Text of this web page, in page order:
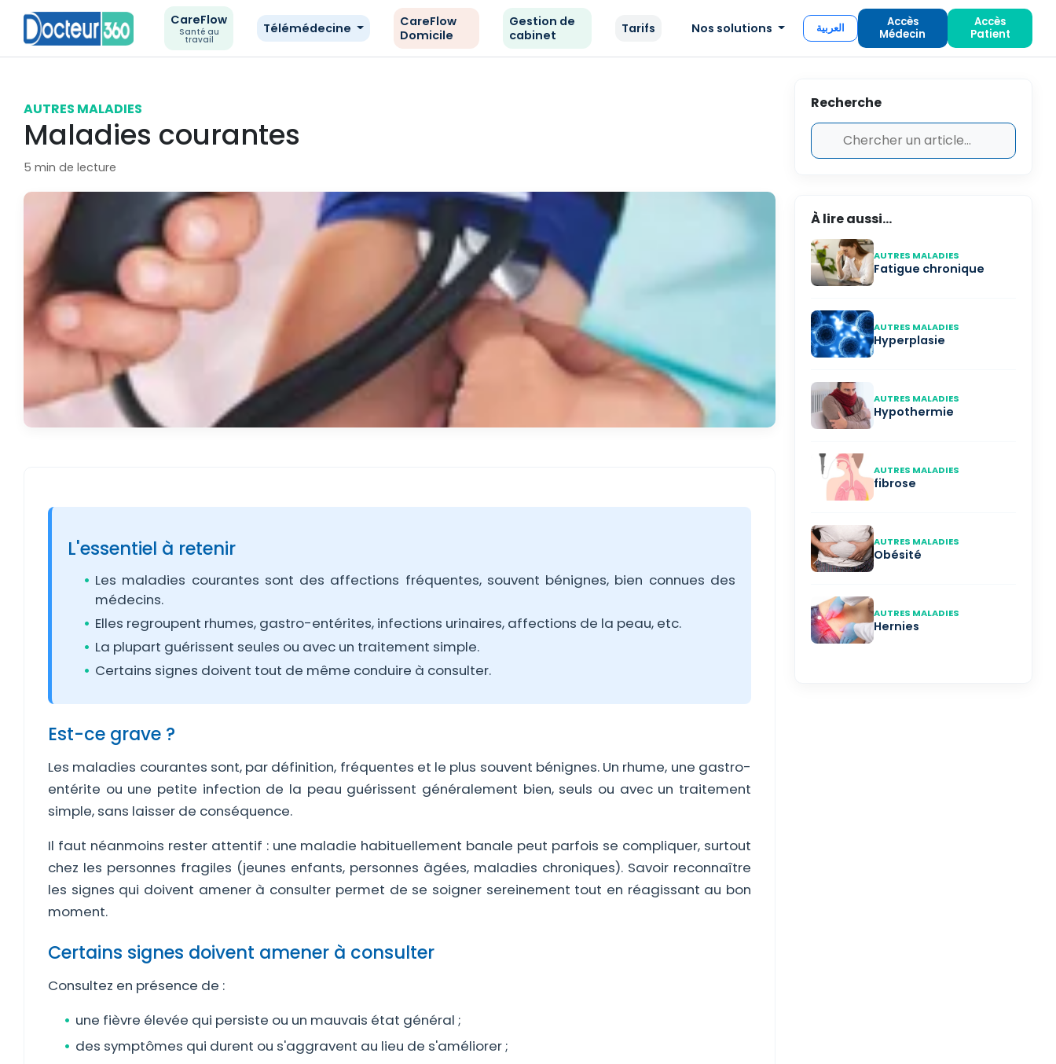
CareFlow
Santé au
travail
Télémédecine
CareFlow
Domicile
Gestion de
cabinet
Tarifs Nos solutions العربية
Accès
Médecin
Accès
Patient
AUTRES MALADIES
Maladies courantes
5 min de lecture
L'essentiel à retenir
Les maladies courantes sont des affections fréquentes, souvent bénignes, bien connues des
médecins.
Elles regroupent rhumes, gastro-entérites, infections urinaires, affections de la peau, etc.
La plupart guérissent seules ou avec un traitement simple.
Certains signes doivent tout de même conduire à consulter.
Est-ce grave ?
Les maladies courantes sont, par définition, fréquentes et le plus souvent bénignes. Un rhume, une gastro-
entérite ou une petite infection de la peau guérissent généralement bien, seuls ou avec un traitement
simple, sans laisser de conséquence.
Il faut néanmoins rester attentif : une maladie habituellement banale peut parfois se compliquer, surtout
chez les personnes fragiles (jeunes enfants, personnes âgées, maladies chroniques). Savoir reconnaître
les signes qui doivent amener à consulter permet de se soigner sereinement tout en réagissant au bon
moment.
Certains signes doivent amener à consulter
Consultez en présence de :
une fièvre élevée qui persiste ou un mauvais état général ;
des symptômes qui durent ou s'aggravent au lieu de s'améliorer ;
Recherche
À lire aussi...
AUTRES MALADIES
Fatigue chronique
AUTRES MALADIES
Hyperplasie
AUTRES MALADIES
Hypothermie
AUTRES MALADIES
fibrose
AUTRES MALADIES
Obésité
AUTRES MALADIES
Hernies